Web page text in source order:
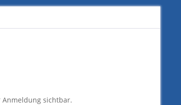
Anmeldung sichtbar.